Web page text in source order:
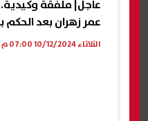
عاجل| ملفقة
عمر زهران بعد
الثلاثاء 10/12/2024 07:00 م